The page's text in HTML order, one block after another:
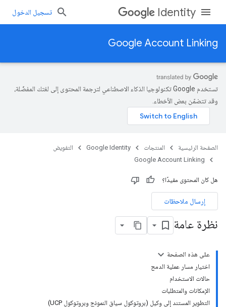
Identity تسجيل الدخول
Google Account Linking
تستخدم Google تكنولوجيا الذكاء الاصطناعي لترجمة المحتوى إلى لغتك المفضّلة،
وقد تتضمّن بعض الأخطاء.
الصفحة الرئيسية المنتجات Google Identity
التفويض
Google Account Linking
هل كان المحتوى مفيدًا؟
إرسال ملاحظات
نظرة عامة
على هذه الصفحة
اختيار مسار عملية الدمج
حالات الاستخدام
الإمكانات والمتطلبات
التطوير المستند إلى وكيل (بروتوكول سياق النموذج وبروتوكول UCP)